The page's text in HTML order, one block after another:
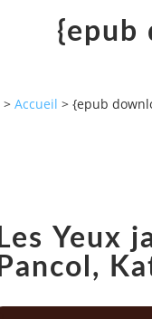
{epub
> Accueil > {epub
Les Yeux
Pancol,